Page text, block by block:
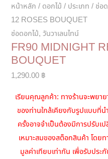
หน้าหลัก / ดอกไม้ / ประเภท / ช่อ
12 ROSES BOUQUET
ช่อดอกไม้,วันวาเลนไทน์
FR90 MIDNIGHT
BOUQUET
1,290.00 ฿
เรียนคุณลูกค้า: ทางร้านจะพยา
ของท่านใกล้เคียงกับรูปแบบที่น
ครั้งอาจจำเป็นต้องมีการปรับ
เหมาะสมของสต็อกสินค้า โดย
มูลค่าเทียบเท่ากัน เพื่อรับประ